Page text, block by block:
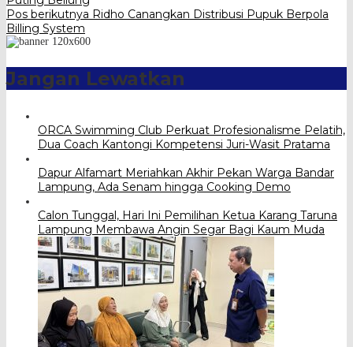
pos
Pos berikutnya Ridho Canangkan Distribusi Pupuk Berpola
Billing System
Jangan Lewatkan
ORCA Swimming Club Perkuat Profesionalisme Pelatih,
Dua Coach Kantongi Kompetensi Juri-Wasit Pratama
Dapur Alfamart Meriahkan Akhir Pekan Warga Bandar
Lampung, Ada Senam hingga Cooking Demo
Calon Tunggal, Hari Ini Pemilihan Ketua Karang Taruna
Lampung Membawa Angin Segar Bagi Kaum Muda